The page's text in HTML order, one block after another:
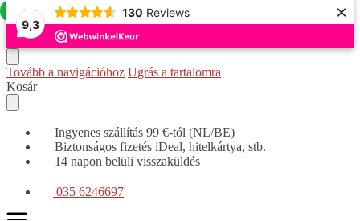
9,3
130 Reviews ×
Tovább a navigációhoz Ugrás a tartalomra
Kosár
Ingyenes szállítás 99 €-tól (NL/BE)
Biztonságos fizetés iDeal, hitelkártya, stb.
14 napon belüli visszaküldés
035 6246697
Ajánlat!